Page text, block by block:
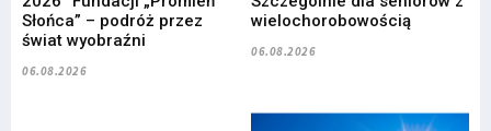
Słońca” – podróż przez
świat wyobraźni
06.08.2026
wielochorobowością
06.08.2026